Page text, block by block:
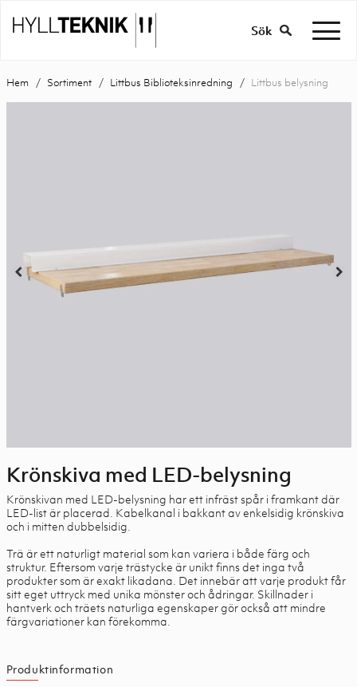
Sök
Hem Sortiment Littbus Biblioteksinredning Littbus belysning
Krönskiva med LED-belysning
Krönskivan med LED-belysning har ett infräst spår i framkant där
LED-list är placerad. Kabelkanal i bakkant av enkelsidig krönskiva
och i mitten dubbelsidig.
Trä är ett naturligt material som kan variera i både färg och
struktur. Eftersom varje trästycke är unikt finns det inga två
produkter som är exakt likadana. Det innebär att varje produkt får
sitt eget uttryck med unika mönster och ådringar. Skillnader i
hantverk och träets naturliga egenskaper gör också att mindre
färgvariationer kan förekomma.
Produktinformation